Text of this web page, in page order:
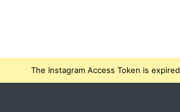
The Instagram Access Token is